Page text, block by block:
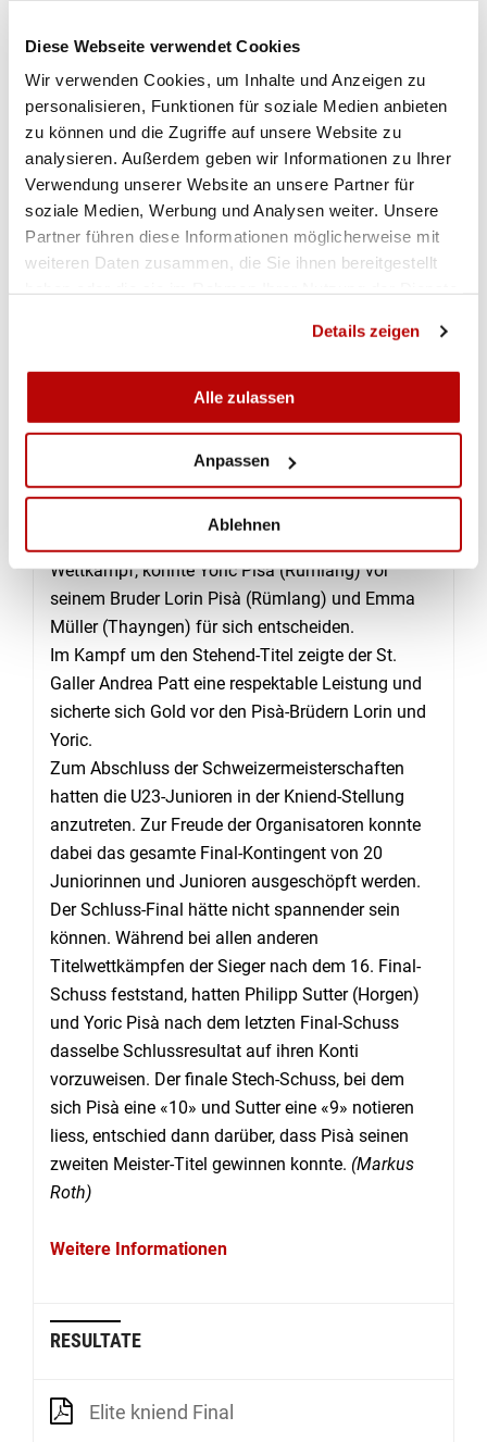
Diese Webseite verwendet Cookies
Wir verwenden Cookies, um Inhalte und Anzeigen zu
personalisieren, Funktionen für soziale Medien anbieten
zu können und die Zugriffe auf unsere Website zu
analysieren. Außerdem geben wir Informationen zu Ihrer
Verwendung unserer Website an unsere Partner für
soziale Medien, Werbung und Analysen weiter. Unsere
Partner führen diese Informationen möglicherweise mit
weiteren Daten zusammen, die Sie ihnen bereitgestellt
Details zeigen
Alle zulassen
Anpassen
Ablehnen
dem Gewinn der Bronze-Medaille in der Stehend-
Konkurrenz hatten sich leider lediglich sieben
Jung-Talente einschreiben lassen. Dennoch
blicken die Organisatoren auch bei den Junioren
auf erfolgreiche und auch sehr emotionsgeladene
Wettkämpfe zurück.
Um jeden einzelnen Punkt wurde gekämpft und
während den einen ein breites und zufriedenes
Auch wenn nur sieben Athletinnen und Athleten
am Start waren, so wurden die Wettkämpfe von
den Juniorinnen und Junioren sehr ernst
genommen und die Leistungen der Nachwuchs-
Talente verdienen Respekt, der ihnen von den
Zuschauerinnen und Zuschauern mit
Applausbezeugungen auch gewährt wurde.
Wettkampf, konnte Yoric Pisà (Rümlang) vor
seinem Bruder Lorin Pisà (Rümlang) und Emma
Müller (Thayngen) für sich entscheiden.
Im Kampf um den Stehend-Titel zeigte der St.
Galler Andrea Patt eine respektable Leistung und
sicherte sich Gold vor den Pisà-Brüdern Lorin und
Yoric.
Zum Abschluss der Schweizermeisterschaften
hatten die U23-Junioren in der Kniend-Stellung
anzutreten. Zur Freude der Organisatoren konnte
dabei das gesamte Final-Kontingent von 20
Juniorinnen und Junioren ausgeschöpft werden.
Der Schluss-Final hätte nicht spannender sein
können. Während bei allen anderen
Titelwettkämpfen der Sieger nach dem 16. Final-
Schuss feststand, hatten Philipp Sutter (Horgen)
und Yoric Pisà nach dem letzten Final-Schuss
dasselbe Schlussresultat auf ihren Konti
vorzuweisen. Der finale Stech-Schuss, bei dem
sich Pisà eine «10» und Sutter eine «9» notieren
liess, entschied dann darüber, dass Pisà seinen
zweiten Meister-Titel gewinnen konnte. (Markus
Roth)
Weitere Informationen
RESULTATE
Elite kniend Final